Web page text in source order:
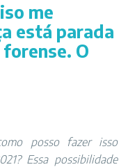
me
está parada
O
posso fazer isso
Essa possibilidade